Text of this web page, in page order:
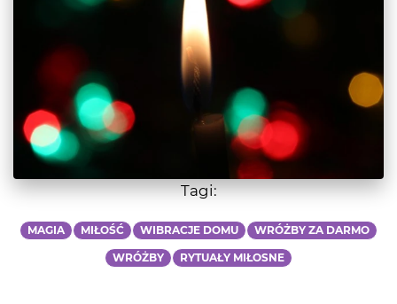
Tagi:
MAGIA MIŁOŚĆ WIBRACJE DOMU WRÓŻBY ZA DARMO
WRÓŻBY RYTUAŁY MIŁOSNE